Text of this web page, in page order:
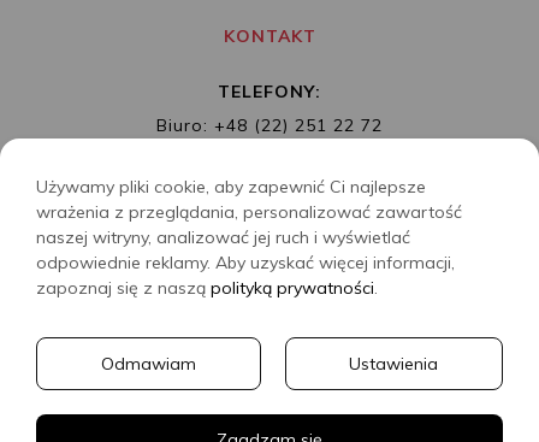
KONTAKT
TELEFONY:
Biuro: +48 (22) 251 22 72
MAIL: biuro@wydawnictwoalbatros.com
COPYRIGHTS
WYDAWNICTWO ALBATROS
CREATED BY 2SIDES.PL
Używamy pliki cookie, aby zapewnić Ci najlepsze
wrażenia z przeglądania, personalizować zawartość
naszej witryny, analizować jej ruch i wyświetlać
odpowiednie reklamy. Aby uzyskać więcej informacji,
zapoznaj się z naszą polityką prywatności.
Ustawienia
Odmawiam